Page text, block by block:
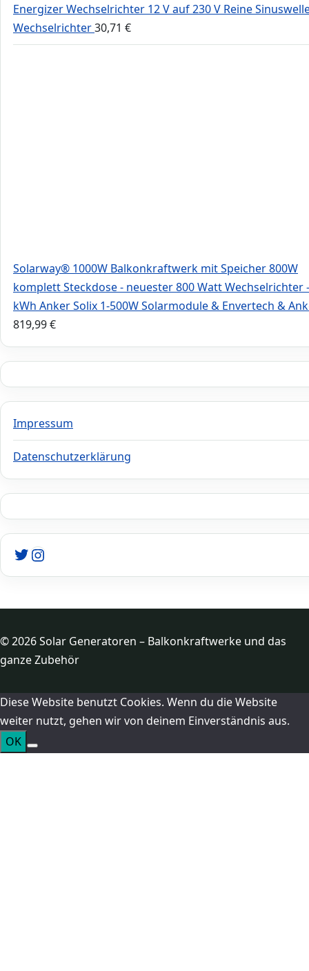
Energizer Wechselrichter 12 V auf 230 V Reine
Wechselrichter30,71 €
Solarway® 1000W Balkonkraftwerk mit Speicher 800W
komplett Steckdose - neuester 800 Watt Wechselrichter
kWh Anker Solix 1-500W Solarmodule & Envertech &
819,99€
Impressum
Datenschutzerklärung
Twitter
Instagram
© 2026 Solar Generatoren – Balkonkraftwerke und das
ganze Zubehör
Diese Website benutzt Cookies. Wenn du die Website
weiter nutzt, gehen wir von deinem Einverständnis aus.
OK